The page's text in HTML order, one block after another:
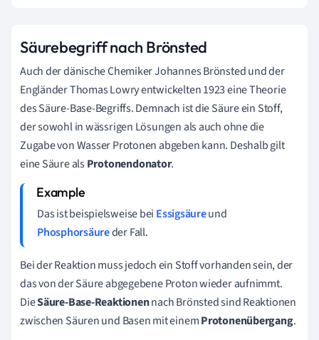
Säurebegriff nach Brönsted
Auch der dänische Chemiker Johannes Brönsted und der
Engländer Thomas Lowry entwickelten 1923 eine Theorie
des Säure-Base-Begriffs. Demnach ist die Säure ein Stoff,
der sowohl in wässrigen Lösungen als auch ohne die
Zugabe von Wasser Protonen abgeben kann. Deshalb gilt
eine Säure alsProtonendonator.
Das ist beispielsweise bei Essigsäureund
Phosphorsäureder Fall.
Bei der Reaktion muss jedoch ein Stoff vorhanden sein, der
das von der Säure abgegebene Proton wieder aufnimmt.
DieSäure-Base-Reaktionennach Brönsted sind Reaktionen
zwischen Säuren und Basen mit einemProtonenübergang.